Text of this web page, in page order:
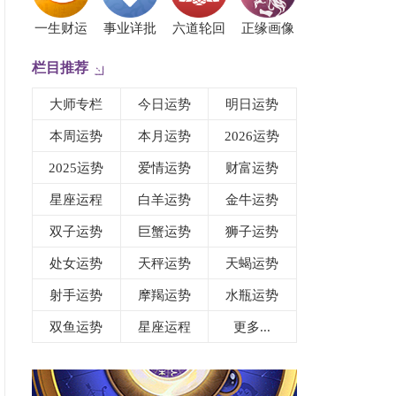
一生财运 事业详批 六道轮回 正缘画像
栏目推荐
大师专栏 今日运势 明日运势
本周运势 本月运势 2026运势
2025运势 爱情运势 财富运势
星座运程 白羊运势 金牛运势
双子运势 巨蟹运势 狮子运势
处女运势 天秤运势 天蝎运势
射手运势 摩羯运势 水瓶运势
双鱼运势 星座运程 更多...